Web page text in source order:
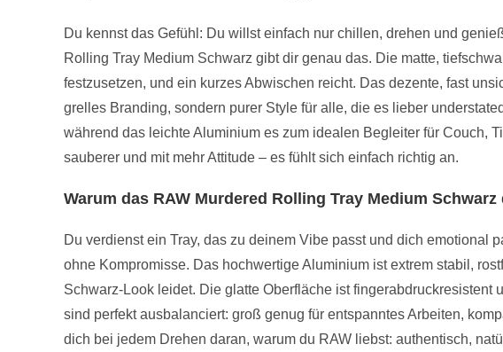
Du kennst das Gefühl: Du willst einfach nur chillen, drehen und
Rolling Tray Medium Schwarz gibt dir genau das. Die matte,
festzusetzen, und ein kurzes Abwischen reicht. Das dezente, fast
grelles Branding, sondern purer Style für alle, die es lieber
während das leichte Aluminium es zum idealen Begleiter für Couch,
sauberer und mit mehr Attitude – es fühlt sich einfach richtig an.
Warum das RAW Murdered Rolling Tray Medium
Du verdienst ein Tray, das zu deinem Vibe passt und dich emotional
ohne Kompromisse. Das hochwertige Aluminium ist extrem stabil,
Schwarz-Look leidet. Die glatte Oberfläche ist
sind perfekt ausbalanciert: groß genug für entspanntes Arbeiten,
dich bei jedem Drehen daran, warum du RAW liebst: authentisch,